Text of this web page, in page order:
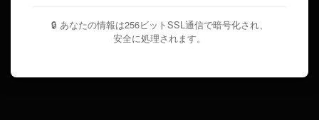
🔒 あなたの情報は256ビットSSL通信で暗号化され、
安全に処理されます。